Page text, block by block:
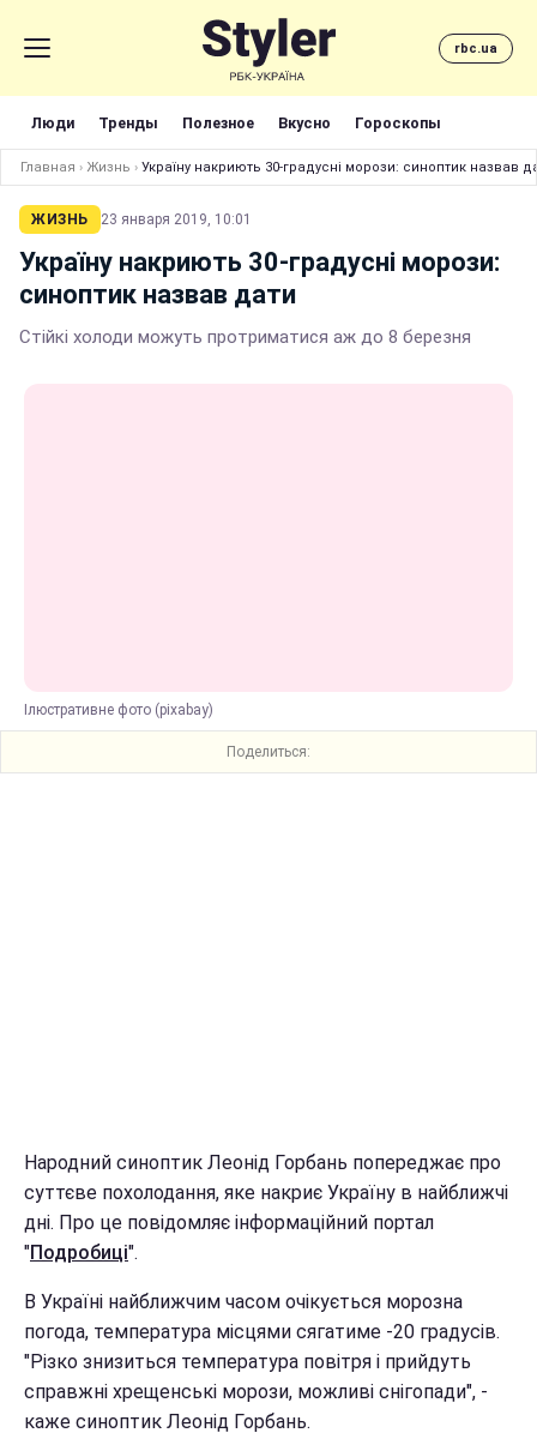
rbc.ua
Люди Тренды Полезное Вкусно Гороскопы
Главная › Жизнь › Україну накриють 30-градусні морози: синоптик назвав
ЖИЗНЬ 23 января 2019, 10:01
Україну накриють 30-градусні морози:
синоптик назвав дати
Стійкі холоди можуть протриматися аж до 8 березня
Ілюстративне фото (pixabay)
Поделиться:
Народний синоптик Леонід Горбань попереджає про
суттєве похолодання, яке накриє Україну в найближчі
дні. Про це повідомляє інформаційний портал
"Подробиці".
В Україні найближчим часом очікується морозна
погода, температура місцями сягатиме -20 градусів.
"Різко знизиться температура повітря і прийдуть
справжні хрещенські морози, можливі снігопади", -
каже синоптик Леонід Горбань.